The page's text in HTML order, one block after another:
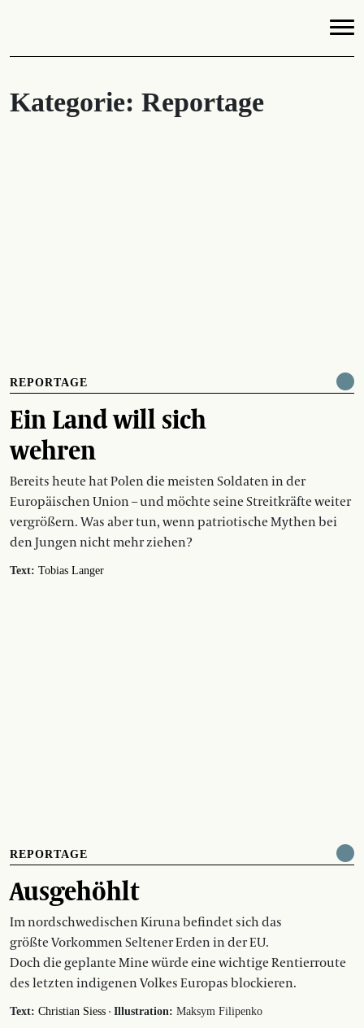
Kategorie: Reportage
REPORTAGE
Ein Land will sich
wehren
Bereits heute hat Polen die meisten Soldaten in der
Europäischen Union – und möchte seine Streitkräfte weiter
vergrößern. Was aber tun, wenn patriotische Mythen bei
den Jungen nicht mehr ziehen?
Text: Tobias Langer
REPORTAGE
Ausgehöhlt
Im nordschwedischen Kiruna befindet sich das
größte Vorkommen Seltener Erden in der EU.
Doch die geplante Mine würde eine wichtige Rentierroute
des letzten indigenen Volkes Europas blockieren.
Text: Christian Siess · Illustration: Maksym Filipenko